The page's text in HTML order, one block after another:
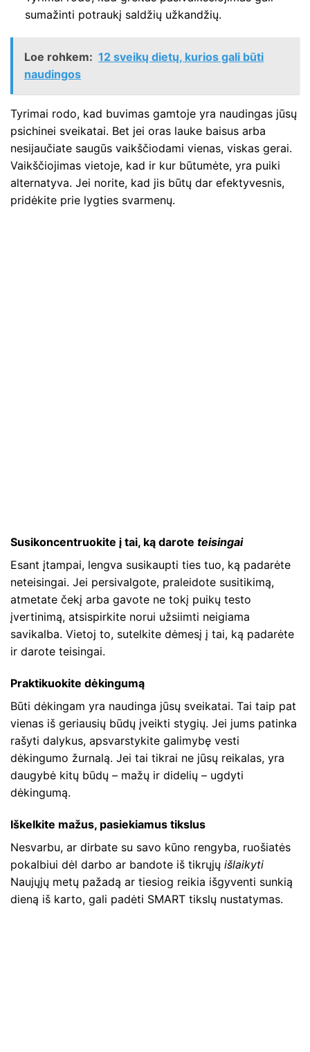
sumažinti potraukį saldžių užkandžių.
Loe rohkem: 12 sveikų dietų, kurios gali būti
naudingos
Tyrimai rodo, kad buvimas gamtoje yra naudingas jūsų
psichinei sveikatai. Bet jei oras lauke baisus arba
nesijaučiate saugūs vaikščiodami vienas, viskas gerai.
Vaikščiojimas vietoje, kad ir kur būtumėte, yra puiki
alternatyva. Jei norite, kad jis būtų dar efektyvesnis,
pridėkite prie lygties svarmenų.
Susikoncentruokite į tai, ką darote teisingai
Esant įtampai, lengva susikaupti ties tuo, ką padarėte
neteisingai. Jei persivalgote, praleidote susitikimą,
atmetate čekį arba gavote ne tokį puikų testo
įvertinimą, atsispirkite norui užsiimti neigiama
savikalba. Vietoj to, sutelkite dėmesį į tai, ką padarėte
ir darote teisingai.
Praktikuokite dėkingumą
Būti dėkingam yra naudinga jūsų sveikatai. Tai taip pat
vienas iš geriausių būdų įveikti stygių. Jei jums patinka
rašyti dalykus, apsvarstykite galimybę vesti
dėkingumo žurnalą. Jei tai tikrai ne jūsų reikalas, yra
daugybė kitų būdų – mažų ir didelių – ugdyti
dėkingumą.
Iškelkite mažus, pasiekiamus tikslus
Nesvarbu, ar dirbate su savo kūno rengyba, ruošiatės
pokalbiui dėl darbo ar bandote iš tikrųjų išlaikyti
Naujųjų metų pažadą ar tiesiog reikia išgyventi sunkią
dieną iš karto, gali padėti SMART tikslų nustatymas.